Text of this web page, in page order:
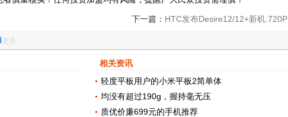
下一篇： HTC发布Desire12/12+新机:720P
更多
相关资讯
轻度平板用户的小米平板2简单体
均没有超过190g，握持毫无压
质优价廉699元的手机推荐